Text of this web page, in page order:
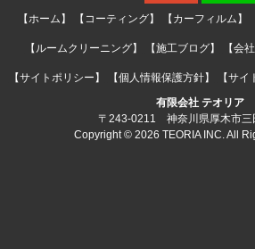
【ホーム】 【コーティング】 【カーフィルム】
【ルームクリーニング】 【施工ブログ】 【会
【サイトポリシー】 【個人情報保護方針】 【サイ
有限会社 テオリア
〒243-0211 神奈川県厚木市三
Copyright © 2026 TEORIA INC. All